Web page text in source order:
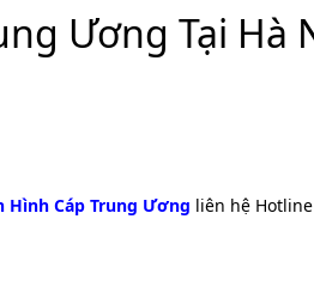
Ương Tại Hà
Hình Cáp Trung Ương liên hệ